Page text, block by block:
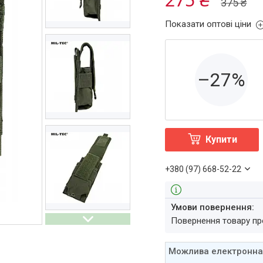
375 ₴
Показати оптові ціни
–27%
Купити
+380 (97) 668-52-22
повернення товару